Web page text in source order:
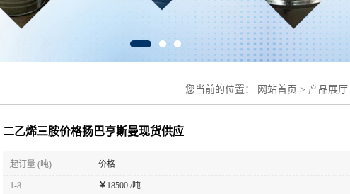
您当前的位置： 网站首页 > 产品展厅
二乙烯三胺价格扬巴亨斯曼现货供应
起订量 (吨) 价格
1-8 ￥ 18500 /吨